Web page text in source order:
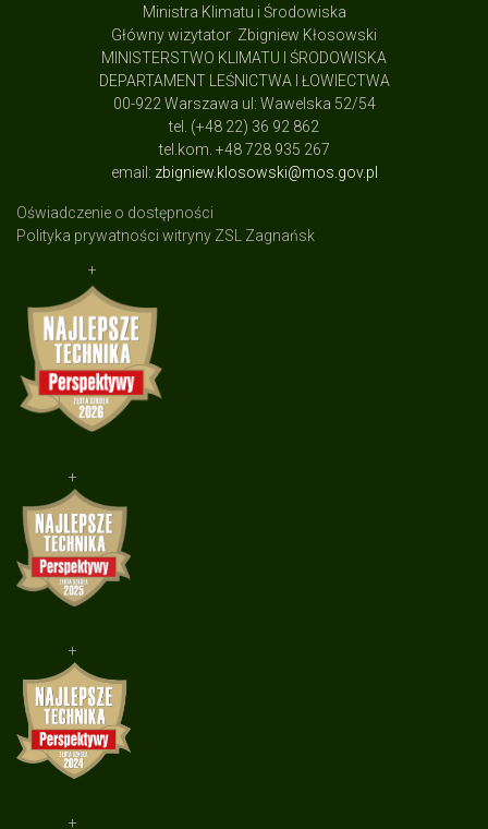
Ministra Klimatu i Środowiska
Główny wizytator Zbigniew Kłosowski
MINISTERSTWO KLIMATU I ŚRODOWISKA
DEPARTAMENT LEŚNICTWA I ŁOWIECTWA
00-922 Warszawa ul: Wawelska 52/54
tel. (+48 22) 36 92 862
tel.kom. +48 728 935 267
email: zbigniew.klosowski@mos.gov.pl
Oświadczenie o dostępności
Polityka prywatności witryny ZSL Zagnańsk
+
+
+
+